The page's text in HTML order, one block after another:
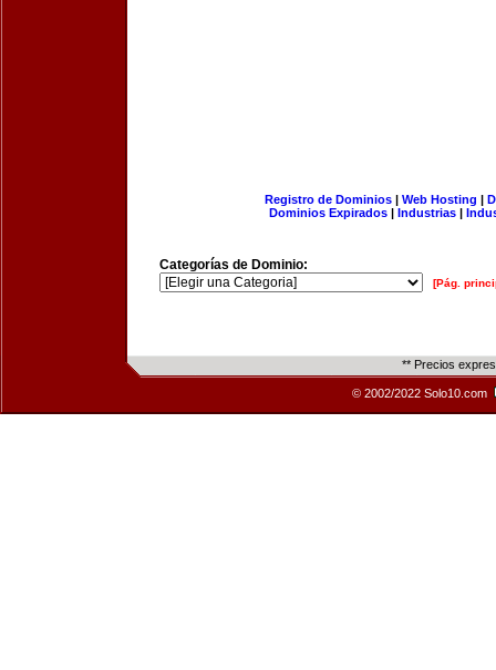
Registro de Dominios| Web Hosting |
Dominios Expirados | Industrias |
Categorías de Dominio:
[Pág.
** Precios
© 2002/2022 Solo10.com